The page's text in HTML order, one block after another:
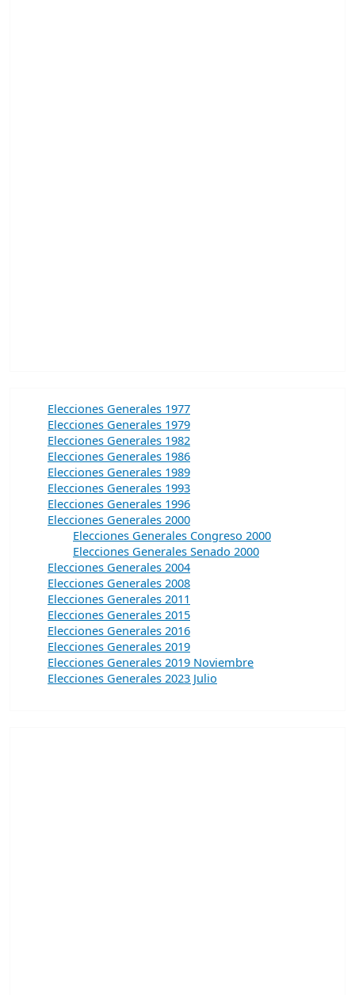
Elecciones Generales 1977
Elecciones Generales 1979
Elecciones Generales 1982
Elecciones Generales 1986
Elecciones Generales 1989
Elecciones Generales 1993
Elecciones Generales 1996
Elecciones Generales 2000
Elecciones Generales Congreso 2000
Elecciones Generales Senado 2000
Elecciones Generales 2004
Elecciones Generales 2008
Elecciones Generales 2011
Elecciones Generales 2015
Elecciones Generales 2016
Elecciones Generales 2019
Elecciones Generales 2019 Noviembre
Elecciones Generales 2023 Julio